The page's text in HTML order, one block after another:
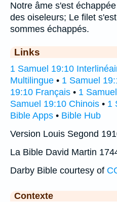
Notre âme s'est
des oiseleurs; Le filet
sommes échappés.
Links
1 Samuel 19:10
Multilingue • 1 Samuel
19:10 Français • 1
Samuel 19:10 Chinois • 1
Bible Apps • Bible Hub
Version Louis Segond
La Bible David Martin
Darby Bible courtesy of
Contexte